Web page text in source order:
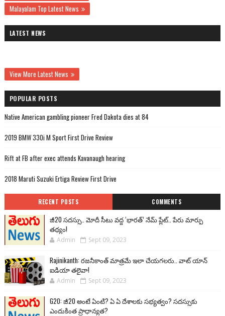
Malayalam Top Latest News
LATEST NEWS
View More Latest News
POPULAR POSTS
Native American gambling pioneer Fred Dakota dies at 84
2019 BMW 330i M Sport First Drive Review
Rift at FB after exec attends Kavanaugh hearing
2018 Maruti Suzuki Ertiga Review First Drive
RECENT POSTS COMMENTS
జీ20 సదస్సు.. మోదీ సీటు వద్ద ‘భారత్’ నేమ్ ప్లేట్‌.. పేరు మార్పు
తథ్యం!
Admin Sept 09, 2023
Rajinikanth: రజనీకాంత్ మాత్రమే ఇలా చేయగలరు.. వాట్ యాన్
ఐడియా తలైవా!
Admin Sept 09, 2023
G20: జీ20 అంటే ఏంటి? ఏ ఏ దేశాలకు సభ్యత్వం? సదస్సుకు
ఎందుకింత ప్రాధాన్యత?